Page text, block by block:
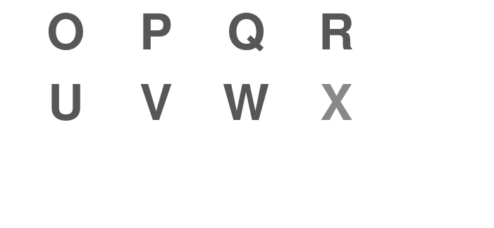
O P Q
R
U V W
X